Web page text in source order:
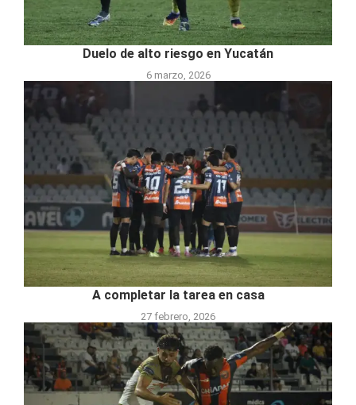
Duelo de alto riesgo en Yucatán
6 marzo, 2026
A completar la tarea en casa
27 febrero, 2026